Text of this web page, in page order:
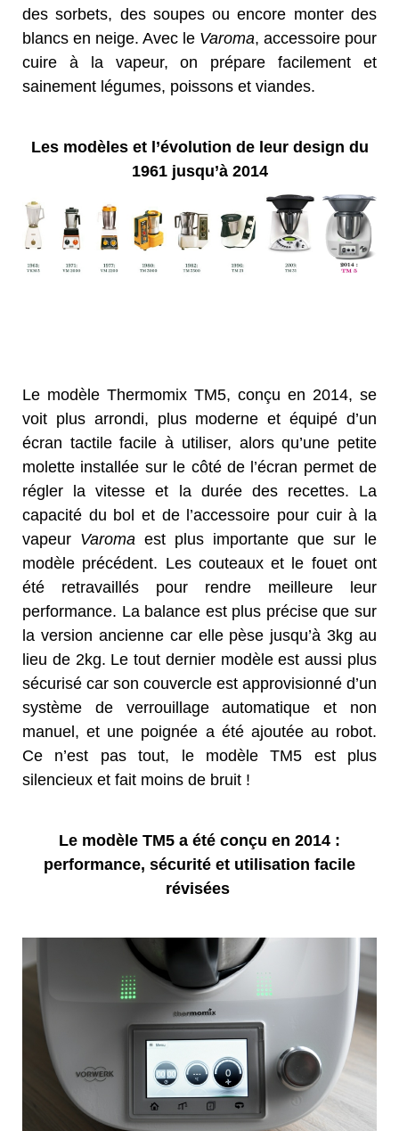
des sorbets, des soupes ou encore monter des
blancs en neige. Avec le Varoma, accessoire pour
cuire à la vapeur, on prépare facilement et
sainement légumes, poissons et viandes.
Les modèles et l’évolution de leur design du
1961 jusqu’à 2014
Le modèle Thermomix TM5, conçu en 2014, se
voit plus arrondi, plus moderne et équipé d’un
écran tactile facile à utiliser, alors qu’une petite
molette installée sur le côté de l’écran permet de
régler la vitesse et la durée des recettes. La
capacité du bol et de l’accessoire pour cuir à la
vapeur Varoma est plus importante que sur le
modèle précédent. Les couteaux et le fouet ont
été retravaillés pour rendre meilleure leur
performance. La balance est plus précise que sur
la version ancienne car elle pèse jusqu’à 3kg au
lieu de 2kg. Le tout dernier modèle est aussi plus
sécurisé car son couvercle est approvisionné d’un
système de verrouillage automatique et non
manuel, et une poignée a été ajoutée au robot.
Ce n’est pas tout, le modèle TM5 est plus
silencieux et fait moins de bruit !
Le modèle TM5 a été conçu en 2014 :
performance, sécurité et utilisation facile
révisées